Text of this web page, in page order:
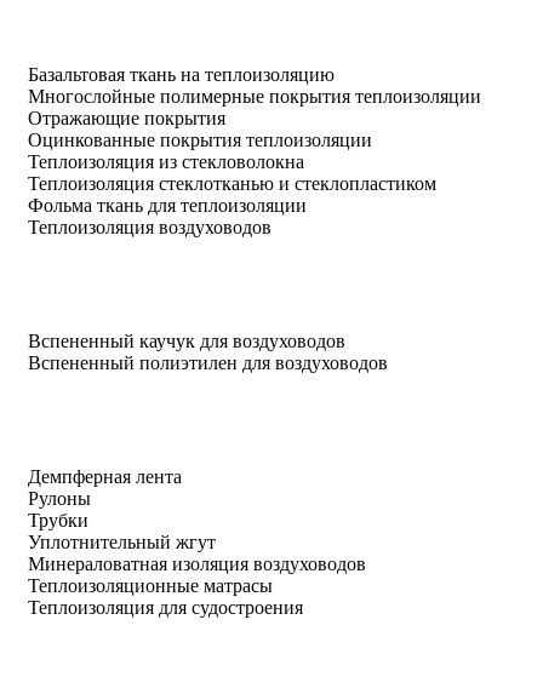
Базальтовая ткань на теплоизоляцию
Многослойные полимерные покрытия теплоизоляции
Отражающие покрытия
Оцинкованные покрытия теплоизоляции
Теплоизоляция из стекловолокна
Теплоизоляция стеклотканью и стеклопластиком
Фольма ткань для теплоизоляции
Теплоизоляция воздуховодов
Вспененный каучук для воздуховодов
Вспененный полиэтилен для воздуховодов
Демпферная лента
Рулоны
Трубки
Уплотнительный жгут
Минераловатная изоляция воздуховодов
Теплоизоляционные матрасы
Теплоизоляция для судостроения